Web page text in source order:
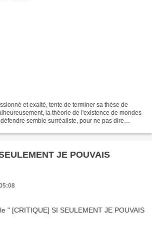
et exalté, tente de terminer sa thèse de
la théorie de l'existence de mondes
semble surréaliste, pour ne pas dire
JE POUVAIS